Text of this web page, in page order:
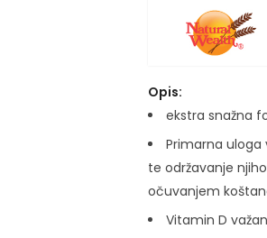
Opis:
ekstra snažna
Primarna
te održavanje
očuvanjem
Vitamin D